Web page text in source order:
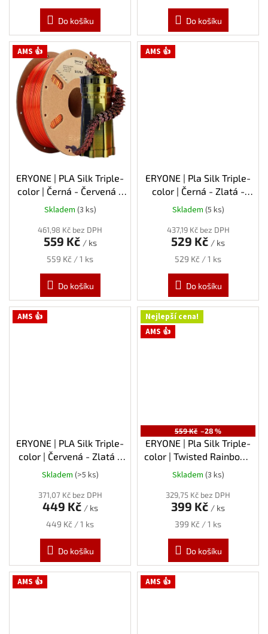
Do košíku Do košíku
AMS 👍
ERYONE | PLA Silk Triple-
color | Černá - Červená -
Zlatá | 1.75mm | 1kg
Skladem (3 ks)
461,98 Kč bez DPH
559 Kč / ks
Měrná
559 Kč / 1 ks
Do košíku
AMS 👍
ERYONE | Pla Silk Triple-
color | Černá - Zlatá -
Fialová | 1.75mm | 1kg
Skladem (5 ks)
437,19 Kč bez DPH
529 Kč / ks
Měrná
529 Kč / 1 ks
Do košíku
AMS 👍
ERYONE | PLA Silk Triple-
color | Červená - Zlatá -
Fialová | 1.75mm | 1kg
Skladem (>5 ks)
371,07 Kč bez DPH
449 Kč / ks
Měrná
449 Kč / 1 ks
Do košíku
Nejlepší cena!
AMS 👍
559 Kč –28 %
ERYONE | Pla Silk Triple-
color | Twisted Rainbow-
Fire - Červená-Zlatá-
Fialová | 1.75mm | 1kg
Skladem (3 ks)
329,75 Kč bez DPH
399 Kč / ks
Měrná
399 Kč / 1 ks
Do košíku
AMS 👍 AMS 👍